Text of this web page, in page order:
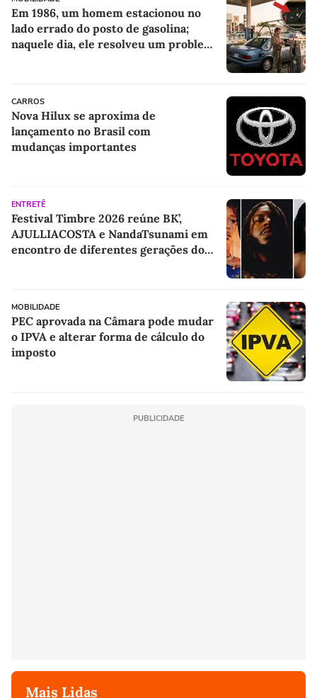
Em 1986, um homem estacionou no
lado errado do posto de gasolina;
naquele dia, ele resolveu um problema
CARROS
Nova Hilux se aproxima de
lançamento no Brasil com
mudanças importantes
ENTRETÊ
Festival Timbre 2026 reúne BK’,
AJULLIACOSTA e NandaTsunami em
encontro de diferentes gerações do
MOBILIDADE
PEC aprovada na Câmara pode mudar
o IPVA e alterar forma de cálculo do
imposto
PUBLICIDADE
Mais Lidas